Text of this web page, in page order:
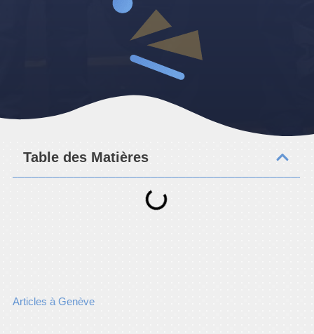
Table des Matières
Articles à Genève